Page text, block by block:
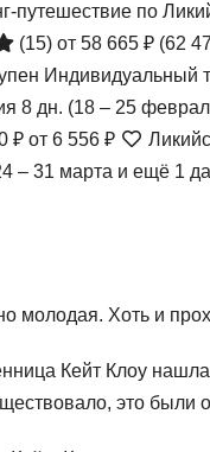
путешествие по
(15) от 58 665 ₽ (62
Индивидуальный
8 дн. (18 – 25
₽ от 6 556 ₽
– 31 марта и ещё 1
молодая. Хоть и
Кейт Клоу
это